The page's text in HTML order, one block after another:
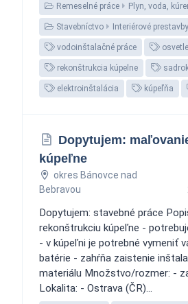
Remeselné práce Plyn, voda,
Stavebníctvo Interiérové prestavby
vodoinštalačné práce
rekonštrukcia kúpelne
elektroinštalácia kúpeľňa
Dopytujem:
kúpeľne
okres Bánovce nad
Bebravou
Dopytujem: stavebné práce
rekonštrukciu kúpeľne -
- v kúpeľni je potrebné vymeniť
batérie - zahŕňa zaistenie
materiálu Množstvo/rozmer: -
Lokalita: - Ostrava (ČR)...